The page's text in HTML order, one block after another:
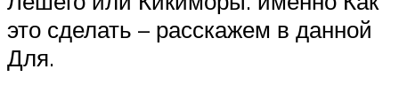
это сделать – расскажем в данной
Для.